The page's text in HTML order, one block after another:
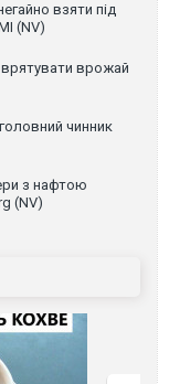
взяти під
(NV)
врятувати врожай
чинник
з нафтою
(NV)